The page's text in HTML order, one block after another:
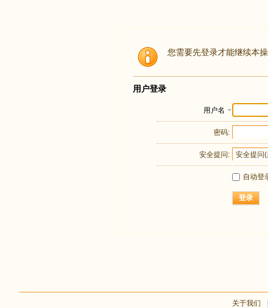
您需要先登录才能继续本
用户登录
用户名
密码:
安全提问:
自动登
登录
关于我们